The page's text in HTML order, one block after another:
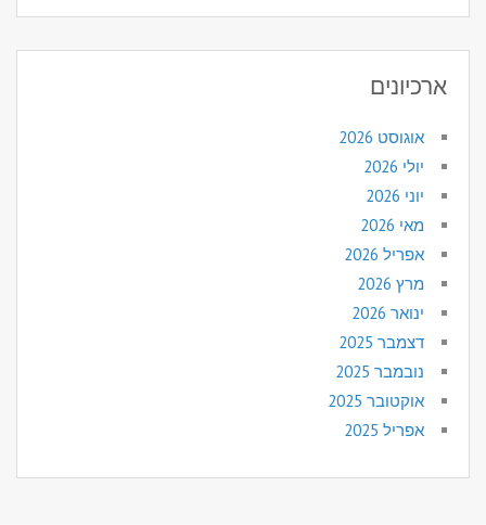
ארכיונים
אוגוסט 2026
יולי 2026
יוני 2026
מאי 2026
אפריל 2026
מרץ 2026
ינואר 2026
דצמבר 2025
נובמבר 2025
אוקטובר 2025
אפריל 2025